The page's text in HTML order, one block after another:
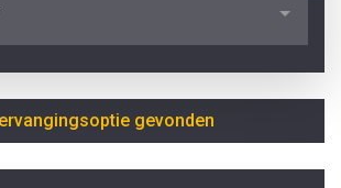
gevonden